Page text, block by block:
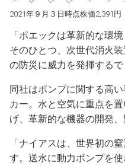
2021年９月３日時点株価2,391円
「ポエックは革新的な環
そのひとつ、次世代消火
の防災に威力を発揮するで
同社はポンプに関する高
カー。水と空気に重点を
げ、革新的な機器の開発
「ナイアスは、世界初の
す。送水に動力ポンプを